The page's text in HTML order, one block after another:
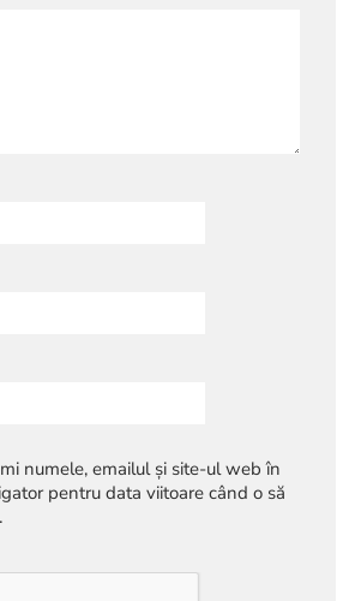
numele, emailul și site-ul web în
pentru data viitoare când o să